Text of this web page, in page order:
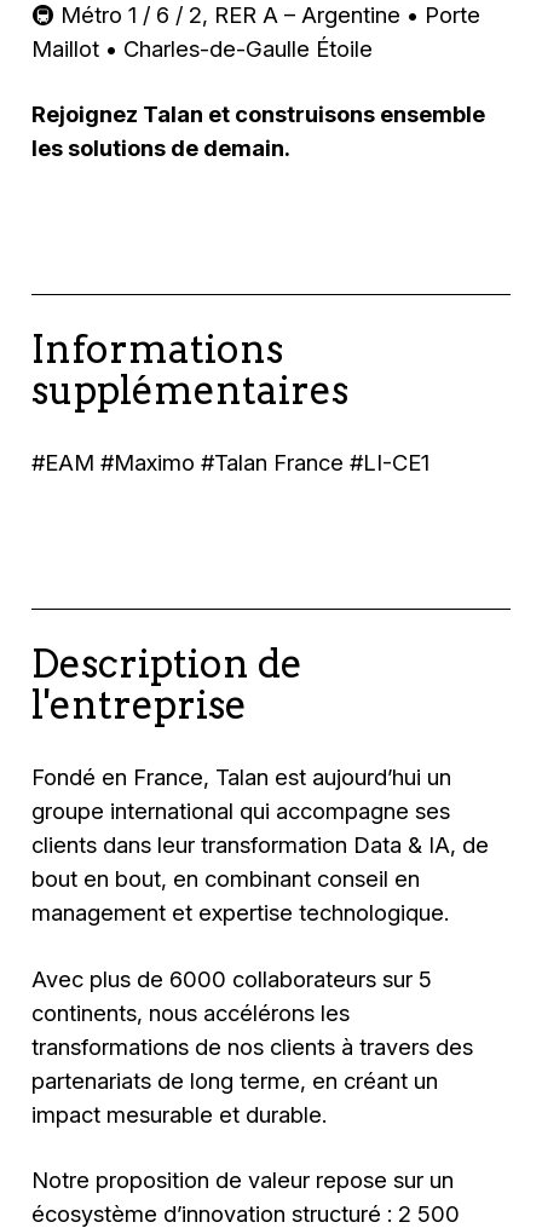
🚇 Métro 1 / 6 / 2, RER A – Argentine • Porte
Maillot • Charles-de-Gaulle Étoile
Rejoignez Talan et construisons ensemble
les solutions de demain.
Informations
supplémentaires
#EAM #Maximo #Talan France #LI-CE1
Description de
l'entreprise
Fondé en France, Talan est aujourd’hui un
groupe international qui accompagne ses
clients dans leur transformation Data & IA, de
bout en bout, en combinant conseil en
management et expertise technologique.
Avec plus de 6000 collaborateurs sur 5
continents, nous accélérons les
transformations de nos clients à travers des
partenariats de long terme, en créant un
impact mesurable et durable.
Notre proposition de valeur repose sur un
écosystème d’innovation structuré : 2 500